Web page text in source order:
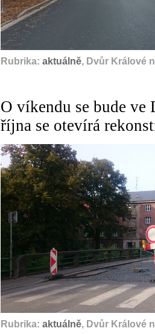
Rubrika: aktuálně, Dvůr Králové
O víkendu se bude
října se otevírá
Rubrika: aktuálně, Dvůr Králové